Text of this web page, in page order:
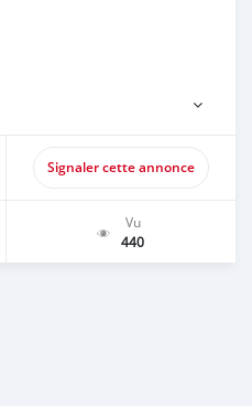
Signaler cette annonce
Vu
440